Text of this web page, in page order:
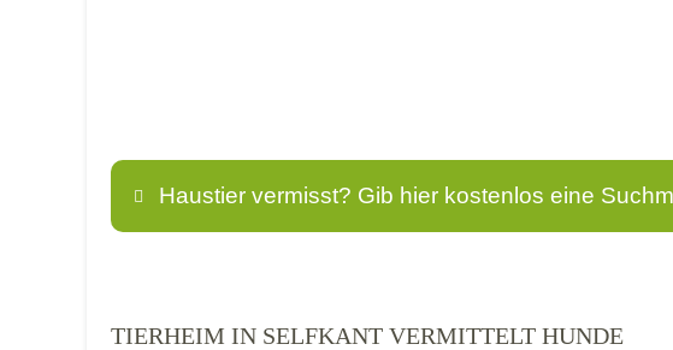
Haustier vermisst? Gib hier kostenlos eine
TIERHEIM IN SELFKANT VERMITTELT HUNDE